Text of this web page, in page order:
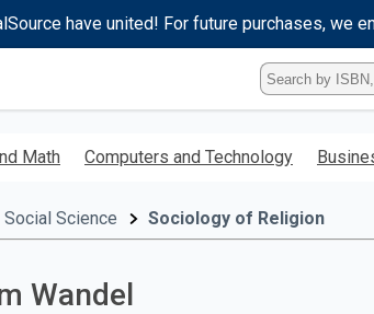
have united! For future purchases, we
Type
ISBN,
Title,
Keyword
enter
Math Computers and Technology
Social Science Sociology of Religion
Wandel